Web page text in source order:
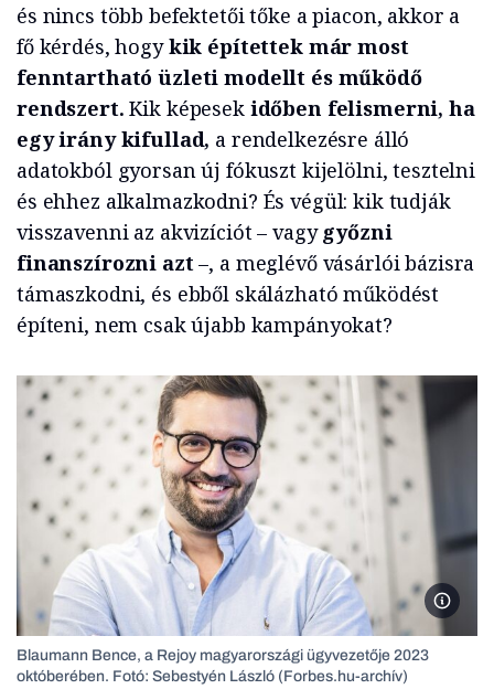
és nincs több befektetői tőke a piacon, akkor a
fő kérdés, hogykik építettek már most
fenntartható üzleti modellt és működő
rendszert.Kik képesek időben felismerni, ha
egy irány kifullad, a rendelkezésre álló
adatokból gyorsan új fókuszt kijelölni, tesztelni
és ehhez alkalmazkodni? És végül: kik tudják
visszavenni az akvizíciót – vagy győzni
finanszírozni azt–, a meglévő vásárlói bázisra
támaszkodni, és ebből skálázható működést
építeni, nem csak újabb kampányokat?
Blaumann Bence, a Rejoy magyarországi ügyvezetője 2023
októberében. Fotó: Sebestyén László (Forbes.hu-archív)